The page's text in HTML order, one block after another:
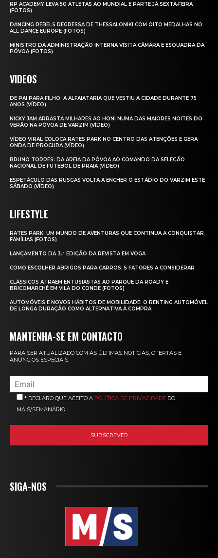
RP ACADEMY LEVA 50 ATLETAS AO MUNDIAL E PARTE JÁ SEXTA‑FEIRA
(FOTOS)
DANCING REBELS REGRESSA DE THESSALONIKI COM OITO MEDALHAS NO
ALL DANCE EUROPE (FOTOS)
MINISTRO DA ADMINISTRAÇÃO INTERNA VISITA CÂMARA E ESQUADRA DA
PÓVOA (FOTOS)
VIDEOS
DE PAI PARA FILHO: A ALFAIATARIA QUE VESTIU A CIDADE DURANTE 75
ANOS (VÍDEO)
NICKY JAM ARRASTA MILHARES AO HONI NUMA DAS MAIORES NOITES DO
VERÃO NA PÓVOA DE VARZIM (VÍDEO)
VÍDEO VIRAL COLOCA RATES PARK NO CENTRO DAS ATENÇÕES E GERA
ONDA DE PROCURA (VÍDEO)
BRUNO TORRES: DA AREIA DA PÓVOA AO COMANDO DA SELEÇÃO
NACIONAL DE FUTEBOL DE PRAIA (VÍDEO)
ESPETÁCULO DAS RUSGAS VOLTA A ENCHER O ESTÁDIO DO VARZIM ESTE
SÁBADO (VÍDEO)
LIFESTYLE
RATES PARK: UM MUNDO DE AVENTURAS QUE CONTINUA A CONQUISTAR
FAMÍLIAS (FOTOS)
LANÇAMENTO DA 3.ª EDIÇÃO DA REVISTA EM VOGA
COMO ESCOLHER ABRIGOS PARA CARROS: 5 FATORES A CONSIDERAR
CLÁSSICOS ATRAEM ENTUSIASTAS AO PARQUE DA ROADY E
BRICOMARCHÉ EM VILA DO CONDE (FOTOS)
AUTOMÓVEIS E NOVOS HÁBITOS DE MOBILIDADE: O RENTING AUTOMÓVEL
DE LONGA DURAÇÃO COMO ALTERNATIVA À COMPRA
MANTENHA-SE EM CONTACTO
PARA SER ATUALIZADO COM AS ÚLTIMAS NOTÍCIAS, OFERTAS E
ANÚNCIOS ESPECIAIS.
* DECLARO QUE ACEITO A POLÍTICA DE PRIVACIDADE DO
MAIS/SEMANÁRIO
SIGA-NOS